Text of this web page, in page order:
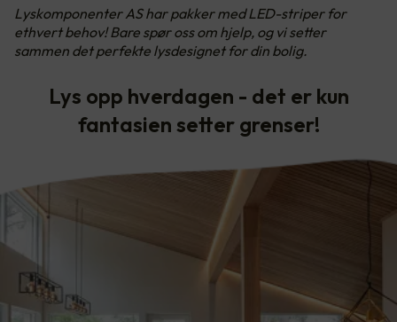
Lyskomponenter AS har pakker med LED-striper for
ethvert behov! Bare spør oss om hjelp, og vi setter
sammen det perfekte lysdesignet for din bolig.
Lys opp hverdagen - det er kun
fantasien setter grenser!